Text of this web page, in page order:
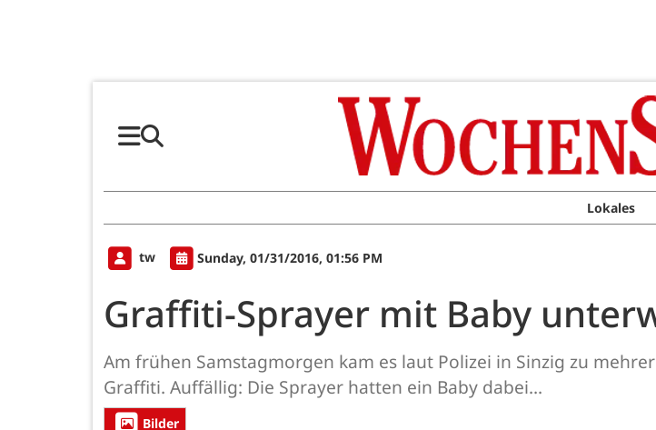
Lokales
tw Sunday, 01/31/2016, 01:56 PM
Graffiti-Sprayer mit Baby
Am frühen Samstagmorgen kam es laut Polizei in Sinzig zu
Graffiti. Auffällig: Die Sprayer hatten ein Baby dabei...
Bilder